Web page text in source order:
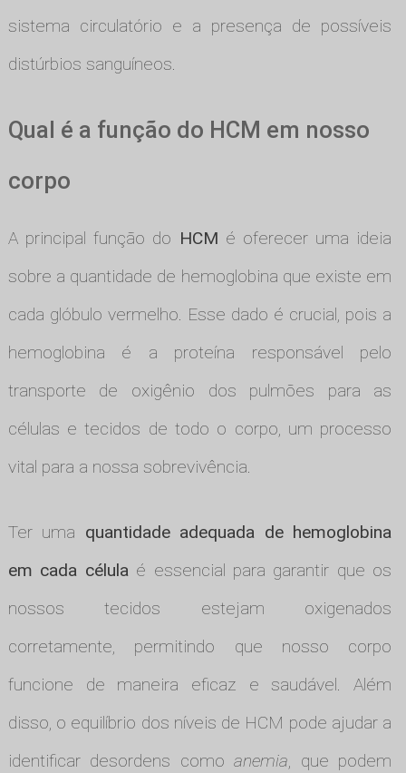
sistema circulatório e a presença de possíveis
distúrbios sanguíneos.
Qual é a função do HCM em nosso
corpo
A principal função do HCM é oferecer uma ideia
sobre a quantidade de hemoglobina que existe em
cada glóbulo vermelho. Esse dado é crucial, pois a
hemoglobina é a proteína responsável pelo
transporte de oxigênio dos pulmões para as
células e tecidos de todo o corpo, um processo
vital para a nossa sobrevivência.
Ter uma quantidade adequada de hemoglobina
em cada célulaé essencial para garantir que os
nossos tecidos estejam oxigenados
corretamente, permitindo que nosso corpo
funcione de maneira eficaz e saudável. Além
disso, o equilíbrio dos níveis de HCM pode ajudar a
identificar desordens comoanemia, que podem